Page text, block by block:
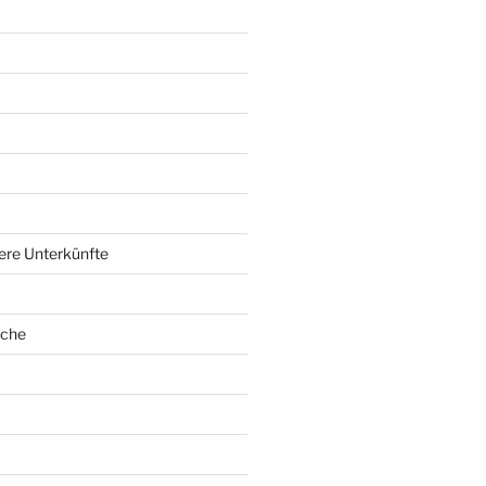
Unterkünfte